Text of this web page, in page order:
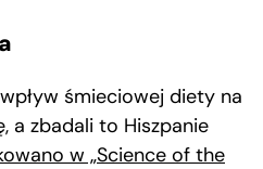
śmieciowej diety na
a zbadali to Hiszpanie
w „Science of the